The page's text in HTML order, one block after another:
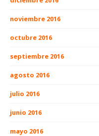
noviembre 2016
octubre 2016
septiembre 2016
agosto 2016
julio 2016
junio 2016
mayo 2016